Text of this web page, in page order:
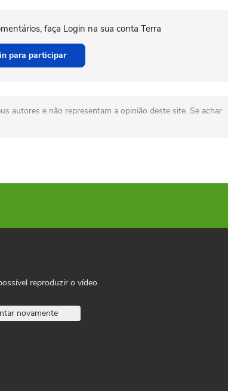
faça Login na sua conta Terra
para participar
autores e não representam a opinião deste site. Se achar
reproduzir o vídeo
novamente